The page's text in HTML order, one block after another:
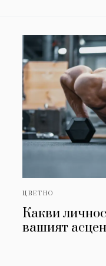
ЦВЕТНО
Какви
вашият